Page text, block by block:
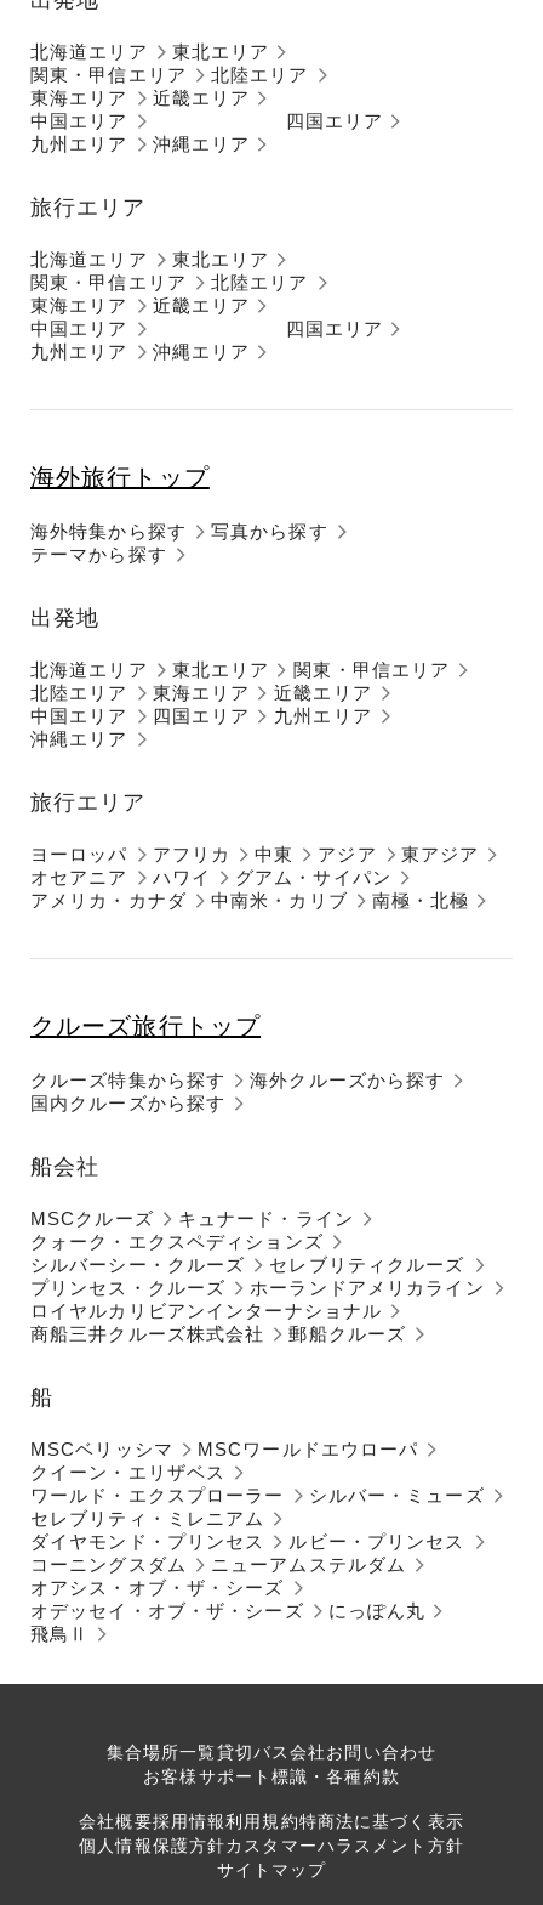
北海道エリア
東北エリア
関東・甲信エリア
北陸エリア
東海エリア
近畿エリア
中国エリア
四国エリア
九州エリア
沖縄エリア
旅行エリア
北海道エリア
東北エリア
関東・甲信エリア
北陸エリア
東海エリア
近畿エリア
中国エリア
四国エリア
九州エリア
沖縄エリア
海外旅行トップ
海外特集から探す
テーマから探す
写真から探す
出発地
北海道エリア 東北エリア
関東・甲信エリア
北陸エリア
東海エリア
近畿エリア
中国エリア
四国エリア
九州エリア
沖縄エリア
旅行エリア
ヨーロッパ アフリカ 中東 アジア
東アジア
オセアニア
ハワイ
グアム・サイパン
アメリカ・カナダ
中南米・カリブ 南極・北極
クルーズ旅行トップ
クルーズ特集から探す
国内クルーズから探す
海外クルーズから探す
船会社
MSCクルーズ
キュナード・ライン
クォーク・エクスペディションズ
シルバーシー・クルーズ
セレブリティクルーズ
プリンセス・クルーズ
ホーランドアメリカライン
ロイヤルカリビアンインターナショナル
商船三井クルーズ株式会社
郵船クルーズ
船
MSCベリッシマ
MSCワールドエウローパ
クイーン・エリザベス
ワールド・エクスプローラー
シルバー・ミューズ
セレブリティ・ミレニアム
ダイヤモンド・プリンセス
ルビー・プリンセス
コーニングスダム
ニューアムステルダム
オアシス・オブ・ザ・シーズ
オデッセイ・オブ・ザ・シーズ
にっぽん丸
飛鳥Ⅱ
集合場所一覧貸切バス会社お問い合わせ
お客様サポート 標識・各種約款
会社概要採用情報利用規約特商法に基づく表示
個人情報保護方針カスタマーハラスメント方針
サイトマップ